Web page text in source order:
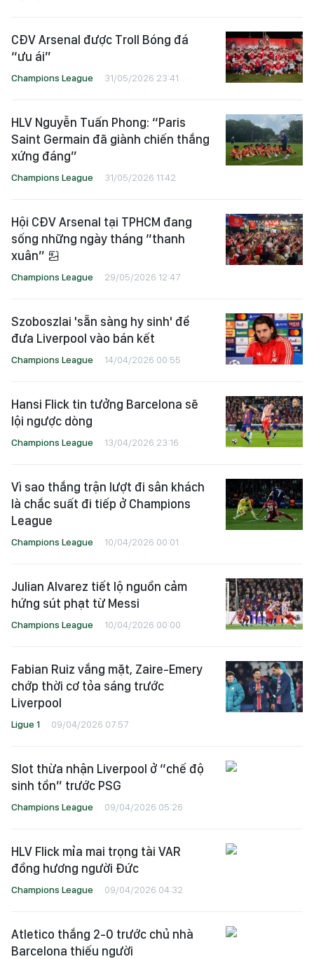
CĐV Arsenal được Troll Bóng đá
“ưu ái”
Champions League 31/05/2026 23:41
HLV Nguyễn Tuấn Phong: “Paris
Saint Germain đã giành chiến thắng
xứng đáng”
Champions League 31/05/2026 11:42
Hội CĐV Arsenal tại TPHCM đang
sống những ngày tháng “thanh
xuân”
Champions League 29/05/2026 12:47
Szoboszlai 'sẵn sàng hy sinh' để
đưa Liverpool vào bán kết
Champions League 14/04/2026 00:55
Hansi Flick tin tưởng Barcelona sẽ
lội ngược dòng
Champions League 13/04/2026 23:16
Vì sao thắng trận lượt đi sân khách
là chắc suất đi tiếp ở Champions
League
Champions League 10/04/2026 00:01
Julian Alvarez tiết lộ nguồn cảm
hứng sút phạt từ Messi
Champions League 10/04/2026 00:00
Fabian Ruiz vắng mặt, Zaire-Emery
chớp thời cơ tỏa sáng trước
Liverpool
Ligue 1 09/04/2026 07:57
Slot thừa nhận Liverpool ở “chế độ
sinh tồn” trước PSG
Champions League 09/04/2026 05:26
HLV Flick mỉa mai trọng tài VAR
đồng hương người Đức
Champions League 09/04/2026 04:32
Atletico thắng 2-0 trước chủ nhà
Barcelona thiếu người